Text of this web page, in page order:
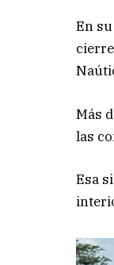
En
Más
las
Esa